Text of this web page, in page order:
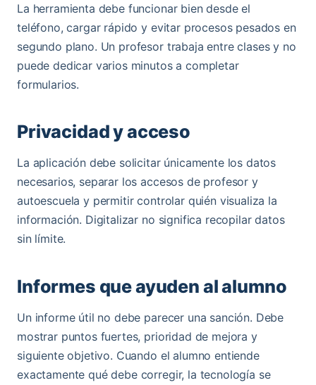
La herramienta debe funcionar bien desde el
teléfono, cargar rápido y evitar procesos pesados en
segundo plano. Un profesor trabaja entre clases y no
puede dedicar varios minutos a completar
formularios.
Privacidad y acceso
La aplicación debe solicitar únicamente los datos
necesarios, separar los accesos de profesor y
autoescuela y permitir controlar quién visualiza la
información. Digitalizar no significa recopilar datos
sin límite.
Informes que ayuden al alumno
Un informe útil no debe parecer una sanción. Debe
mostrar puntos fuertes, prioridad de mejora y
siguiente objetivo. Cuando el alumno entiende
exactamente qué debe corregir, la tecnología se